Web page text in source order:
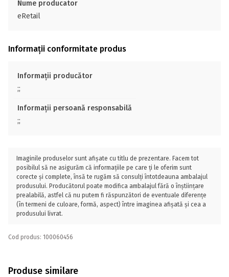
Nume producator
eRetail
Informații conformitate produs
Informații producător
;;
Informații persoană responsabilă
;;
Imaginile produselor sunt afișate cu titlu de prezentare. Facem tot
posibilul să ne asigurăm că informațiile pe care ți le oferim sunt
corecte și complete, însă te rugăm să consulți întotdeauna ambalajul
produsului. Producătorul poate modifica ambalajul fără o înștiințare
prealabilă, astfel că nu putem fi răspunzători de eventuale diferențe
(în termeni de culoare, formă, aspect) între imaginea afișată și cea a
produsului livrat.
Cod produs: 100060456
Produse similare